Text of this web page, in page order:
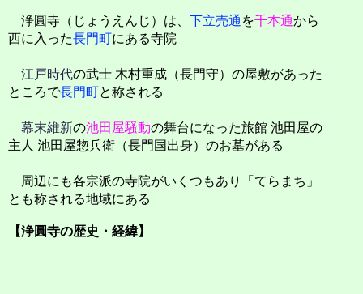
浄圓寺（じょうえんじ）は、 下立売通 を千本通から
西に入った長門町にある寺院
江戸時代の武士 木村重成（長門守）の屋敷があった
ところで長門町と称される
幕末維新の池田屋騒動の舞台になった旅館 池田屋の
主人 池田屋惣兵衛（長門国出身）のお墓がある
周辺にも各宗派の寺院がいくつもあり「てらまち」
とも称される地域にある
【浄圓寺の歴史・経緯】